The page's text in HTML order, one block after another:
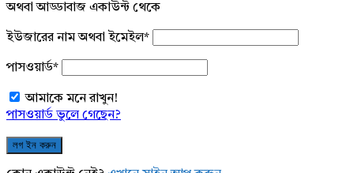
অথবা আড্ডাবাজ একাউন্ট থেকে
ইউজারের নাম অথবা ইমেইল*
পাসওয়ার্ড*
আমাকে মনে রাখুন!
পাসওয়ার্ড ভুলে গেছেন?